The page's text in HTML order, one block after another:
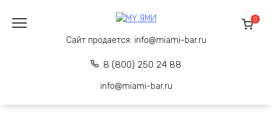
содержанию
Сайт продается: info@miami-bar.ru
8 (800) 250 24 88
info@miami-bar.ru
0